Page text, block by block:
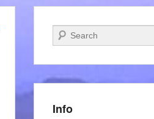
Buscar
Info